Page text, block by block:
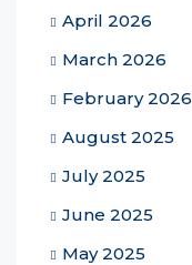
April 2026
March 2026
February 2026
August 2025
July 2025
June 2025
May 2025